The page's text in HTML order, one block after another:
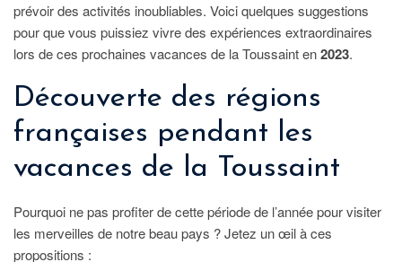
prévoir des activités inoubliables. Voici quelques suggestions
pour que vous puissiez vivre des expériences extraordinaires
lors de ces prochaines vacances de la Toussaint en2023.
Découverte des régions
françaises pendant les
vacances de la Toussaint
Pourquoi ne pas profiter de cette période de l’année pour visiter
les merveilles de notre beau pays ? Jetez un œil à ces
propositions :